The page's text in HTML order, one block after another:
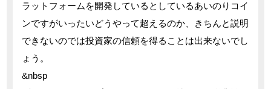
ラットフォームを開発しているとしているあいのりコイ
ンですがいったいどうやって超えるのか、きちんと説明
できないのでは投資家の信頼を得ることは出来ないでし
ょう。
&nbsp